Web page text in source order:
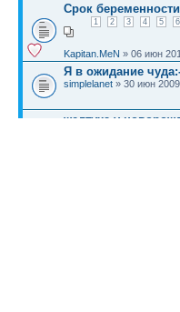
Срок
1 2 3 4 5 6
Kapitan.MeN » 06 июн
Я в ожидание
simplelanet » 30 июн
желтуха у